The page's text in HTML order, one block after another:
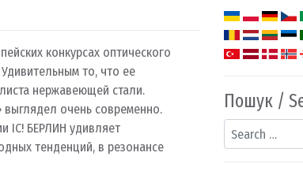
конкурсах оптического
Удивительным то, что ее
нержавеющей стали.
очень современно.
IC! БЕРЛИН удивляет
тенденций, в резонансе
Пошук /
Search